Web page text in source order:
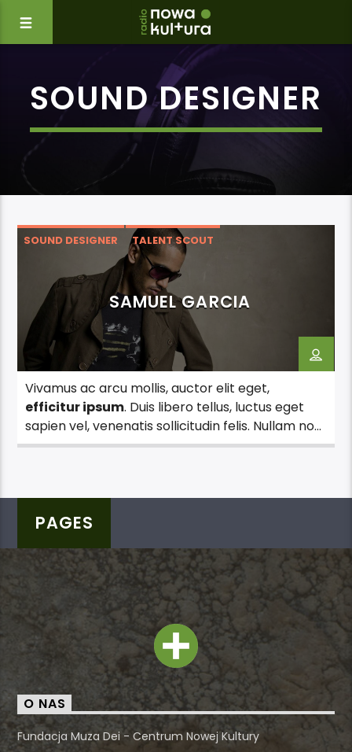
SOUND DESIGNER
SOUND DESIGNER TALENT SCOUT
SAMUEL GARCIA
Vivamus ac arcu mollis, auctor elit eget,
efficitur ipsum. Duis libero tellus, luctus eget
sapien vel, venenatis sollicitudin felis. Nullam non
erat justo. Morbi tincidunt vehicula est. Donec ut
PAGES
O NAS
Fundacja Muza Dei - Centrum Nowej Kultury